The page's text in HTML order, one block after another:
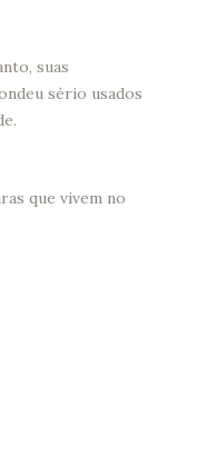
suas
sério usados
que vivem no